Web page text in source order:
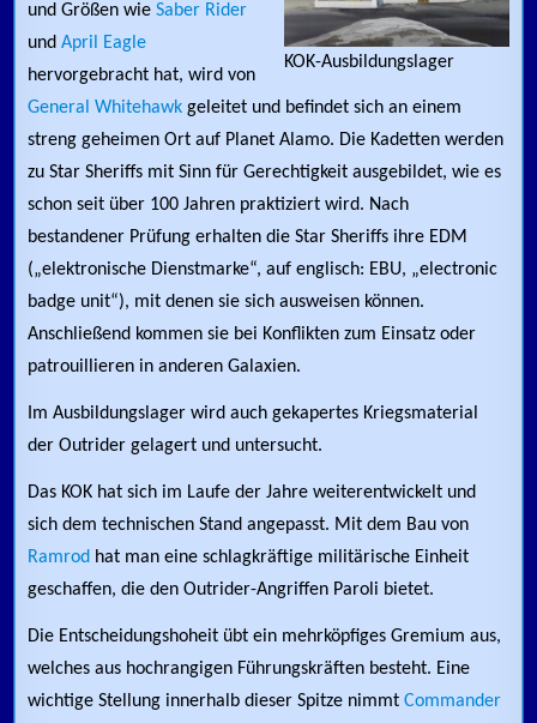
KOK-Ausbildungslager
und Größen wieSaber Rider
undApril Eagle
hervorgebracht hat, wird von
General Whitehawk geleitet und befindet sich an einem
streng geheimen Ort auf Planet Alamo. Die Kadetten werden
zu Star Sheriffs mit Sinn für Gerechtigkeit ausgebildet, wie es
schon seit über 100 Jahren praktiziert wird. Nach
bestandener Prüfung erhalten die Star Sheriffs ihre EDM
(„elektronische Dienstmarke“, auf englisch: EBU, „electronic
badge unit“), mit denen sie sich ausweisen können.
Anschließend kommen sie bei Konflikten zum Einsatz oder
patrouillieren in anderen Galaxien.
Im Ausbildungslager wird auch gekapertes Kriegsmaterial
der Outrider gelagert und untersucht.
Das KOK hat sich im Laufe der Jahre weiterentwickelt und
sich dem technischen Stand angepasst. Mit dem Bau von
Ramrod hat man eine schlagkräftige militärische Einheit
geschaffen, die den Outrider-Angriffen Paroli bietet.
Die Entscheidungshoheit übt ein mehrköpfiges Gremium aus,
welches aus hochrangigen Führungskräften besteht. Eine
wichtige Stellung innerhalb dieser Spitze nimmtCommander